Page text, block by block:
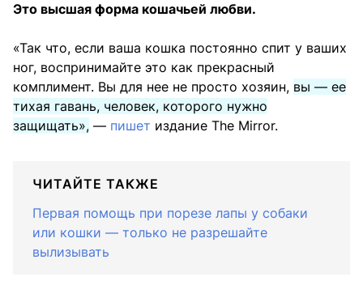
Это высшая форма кошачьей любви.
«Так что, если ваша кошка постоянно спит у ваших
ног, воспринимайте это как прекрасный
комплимент. Вы для нее не просто хозяин, вы — ее
тихая гавань, человек, которого нужно
защищать», — пишет издание The Mirror.
ЧИТАЙТЕ ТАКЖЕ
Первая помощь при порезе лапы у собаки
или кошки — только не разрешайте
вылизывать